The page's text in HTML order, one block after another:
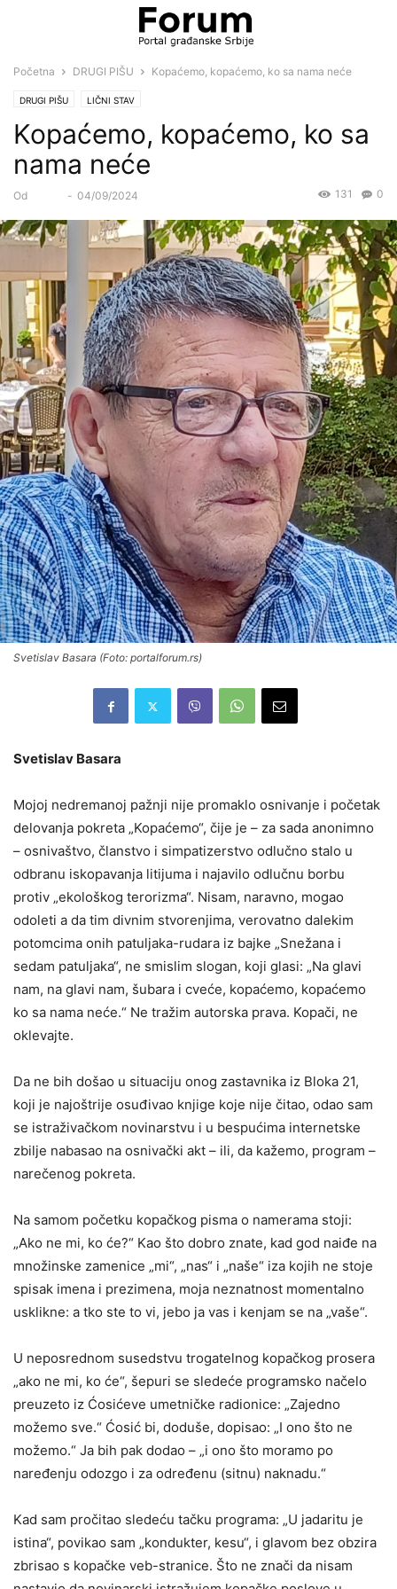
Početna DRUGI PIŠU Kopaćemo, kopaćemo, ko sa nama neće
DRUGI PIŠU LIČNI STAV
Kopaćemo, kopaćemo, ko sa
nama neće
Od - 04/09/2024 0
131
Svetislav Basara (Foto: portalforum.rs)
Svetislav Basara
Mojoj nedremanoj pažnji nije promaklo osnivanje i početak
delovanja pokreta „Kopaćemo“, čije je – za sada anonimno
– osnivaštvo, članstvo i simpatizerstvo odlučno stalo u
odbranu iskopavanja litijuma i najavilo odlučnu borbu
protiv „ekološkog terorizma“. Nisam, naravno, mogao
odoleti a da tim divnim stvorenjima, verovatno dalekim
potomcima onih patuljaka-rudara iz bajke „Snežana i
sedam patuljaka“, ne smislim slogan, koji glasi: „Na glavi
nam, na glavi nam, šubara i cveće, kopaćemo, kopaćemo
ko sa nama neće.“ Ne tražim autorska prava. Kopači, ne
oklevajte.
Da ne bih došao u situaciju onog zastavnika iz Bloka 21,
koji je najoštrije osuđivao knjige koje nije čitao, odao sam
se istraživačkom novinarstvu i u bespućima internetske
zbilje nabasao na osnivački akt – ili, da kažemo, program –
narečenog pokreta.
Na samom početku kopačkog pisma o namerama stoji:
„Ako ne mi, ko će?“ Kao što dobro znate, kad god naiđe na
množinske zamenice „mi“, „nas“ i „naše“ iza kojih ne stoje
spisak imena i prezimena, moja neznatnost momentalno
usklikne: a tko ste to vi, jebo ja vas i kenjam se na „vaše“.
U neposrednom susedstvu trogatelnog kopačkog prosera
„ako ne mi, ko će“, šepuri se sledeće programsko načelo
preuzeto iz Ćosićeve umetničke radionice: „Zajedno
možemo sve.“ Ćosić bi, doduše, dopisao: „I ono što ne
možemo.“ Ja bih pak dodao – „i ono što moramo po
naređenju odozgo i za određenu (sitnu) naknadu.“
Kad sam pročitao sledeću tačku programa: „U jadaritu je
istina“, povikao sam „kondukter, kesu“, i glavom bez obzira
zbrisao s kopačke veb-stranice. Što ne znači da nisam